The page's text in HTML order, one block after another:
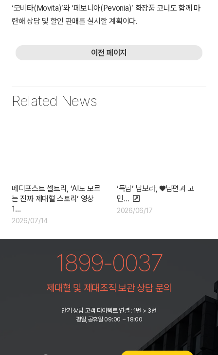
‘모비타(Movita)’와 ‘페보니아(Pevonia)’ 화장품 코너도 함께 마
련해 상담 및 할인 판매를 실시할 계획이다.
이전 페이지
Related News
메디포스트 셀트리, ‘AI도 모르
는 진짜 제대혈 스토리’ 영상
1…
2026/07/14
‘득남’ 남보라, ♥남편과 고
민…
2026/06/17
1899-0037
제대혈 및 제대조직 보관 상담 문의
만기 상담 고객 다이렉트 연결 : 1번 > 3번
평일,공휴일 09:00 ~ 18:00